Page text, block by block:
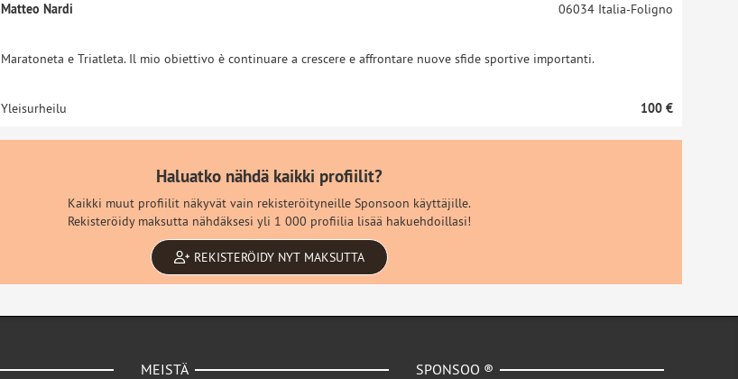
Matteo Nardi
Maratoneta e Triatleta. Il mio obiettivo è continuare a crescere e affrontare nuove sfide sportive importanti.
06034Italia-Foligno
Yleisurheilu 100 €
Haluatko nähdä kaikki profiilit?
Kaikki muut profiilit näkyvät vain rekisteröityneille Sponsoon käyttäjille.
Rekisteröidy maksutta nähdäksesi yli 1 000 profiilia lisää hakuehdoillasi!
REKISTERÖIDY NYT MAKSUTTA
MEISTÄ SPONSOO ®